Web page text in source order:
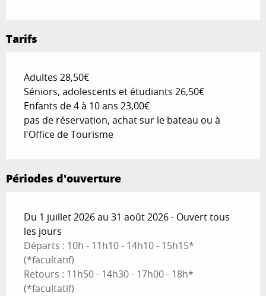
Tarifs
Adultes 28,50€
Séniors, adolescents et étudiants 26,50€
Enfants de 4 à 10 ans 23,00€
pas de réservation, achat sur le bateau ou à
l'Office de Tourisme
Périodes d'ouverture
Du 1 juillet 2026 au 31 août 2026 - Ouvert tous
les jours
Départs : 10h - 11h10 - 14h10 - 15h15*
(*facultatif)
Retours : 11h50 - 14h30 - 17h00 - 18h*
(*facultatif)